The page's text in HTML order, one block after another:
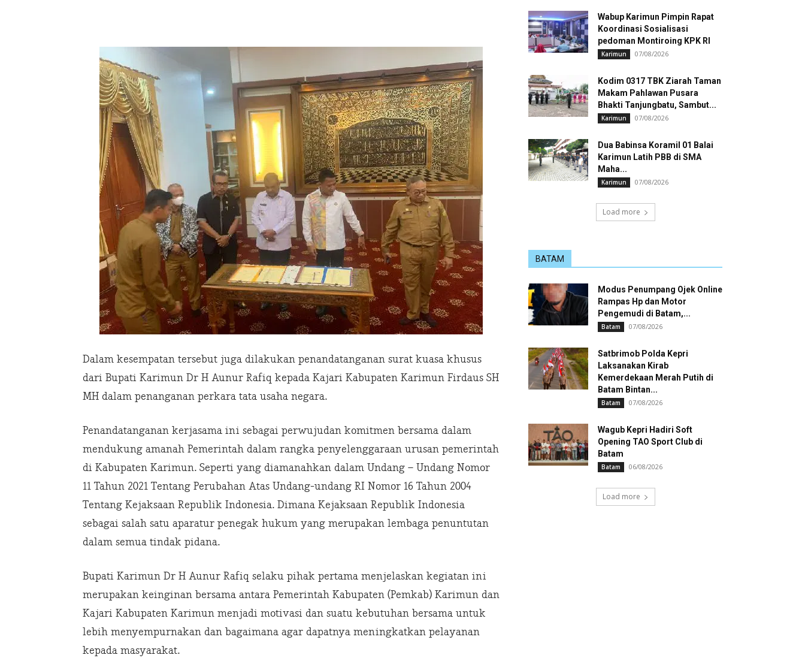
Dalam kesempatan tersebut juga dilakukan penandatanganan surat kuasa khusus
dari Bupati Karimun Dr H Aunur Rafiq kepada Kajari Kabupaten Karimun Firdaus SH
MH dalam penanganan perkara tata usaha negara.
Penandatanganan kerjasama ini sebagai perwujudan komitmen bersama dalam
mendukung amanah Pemerintah dalam rangka penyelenggaraan urusan pemerintah
di Kabupaten Karimun. Seperti yang diamanahkan dalam Undang – Undang Nomor
11 Tahun 2021 Tentang Perubahan Atas Undang-undang RI Nomor 16 Tahun 2004
Tentang Kejaksaan Republik Indonesia. Dimana Kejaksaan Republik Indonesia
sebagai salah satu aparatur penegak hukum yang merupakan lembaga penuntutan
dalam semua tindak pidana.
Bupati Karimun Dr H Aunur Rafiq selaku pihak pertama menjelaskan kegiatan ini
merupakan keinginan bersama antara Pemerintah Kabupaten (Pemkab) Karimun dan
Kajari Kabupaten Karimun menjadi motivasi dan suatu kebutuhan bersama untuk
lebih menyempurnakan dan bagaimana agar dapatnya meningkatkan pelayanan
kepada masyarakat.
Wabup Karimun Pimpin Rapat
Koordinasi Sosialisasi
pedoman Montiroing KPK RI
Karimun 07/08/2026
Kodim 0317 TBK Ziarah Taman
Makam Pahlawan Pusara
Bhakti Tanjungbatu, Sambut...
Karimun 07/08/2026
Dua Babinsa Koramil 01 Balai
Karimun Latih PBB di SMA
Maha...
Karimun 07/08/2026
Load more
BATAM
Modus Penumpang Ojek Online
Rampas Hp dan Motor
Pengemudi di Batam,...
Batam 07/08/2026
Satbrimob Polda Kepri
Laksanakan Kirab
Kemerdekaan Merah Putih di
Batam Bintan...
Batam 07/08/2026
Wagub Kepri Hadiri Soft
Opening TAO Sport Club di
Batam
Batam 06/08/2026
Load more